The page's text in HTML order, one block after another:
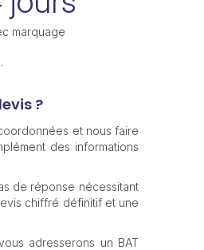
marquage
?
et nous faire
des informations
de réponse nécessitant
chiffré définitif et une
adresserons un BAT